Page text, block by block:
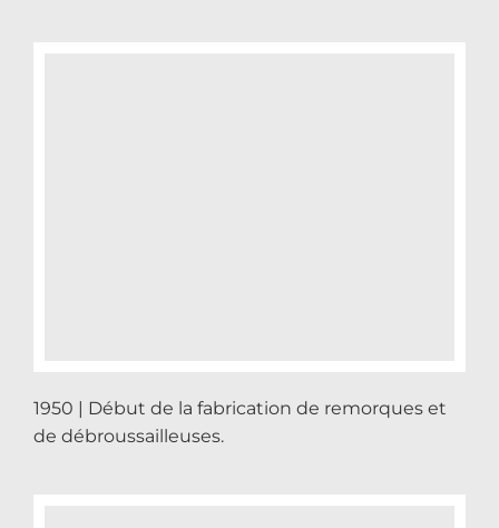
1950 | Début de la fabrication de remorques et
de débroussailleuses.